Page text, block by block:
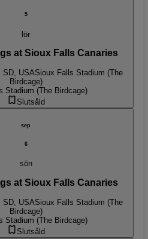
5
lör
at Sioux Falls Canaries
SD, USASioux Falls Stadium (The
Birdcage)
Stadium (The Birdcage)
Slutsåld
sep
6
sön
at Sioux Falls Canaries
SD, USASioux Falls Stadium (The
Birdcage)
Stadium (The Birdcage)
Slutsåld